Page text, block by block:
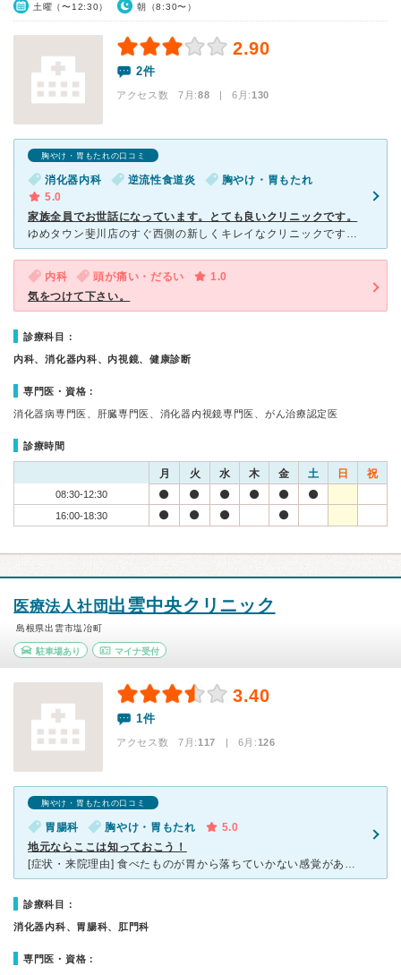
土曜（〜12:30） 朝（8:30〜）
2.90
2件
アクセス数 7月:88 | 6月:130
胸やけ・胃もたれの口コミ
消化器内科 逆流性食道炎
胸やけ・胃もたれ
5.0
家族全員でお世話になっています。とても良いクリニックです。
ゆめタウン斐川店のすぐ西側の新しくキレイなクリニックです。 開院して4年くらいになります。私は院長先生が開院される前の大学病院消化器内科の時からずっと診てもらっています。よく話を聴いてくれ、分かりや
内科 頭が痛い・だるい
1.0
気をつけて下さい。
診療科目：
内科、消化器内科、内視鏡、健康診断
専門医・資格：
消化器病専門医、肝臓専門医、消化器内視鏡専門医、がん治療認定医
診療時間
月 火 水 木 金 土 日 祝
08:30-12:30
16:00-18:30
医療法人社団 出雲中央クリニック
島根県出雲市塩冶町
駐車場あり マイナ受付
3.40
1件
アクセス数 7月:117 | 6月:126
胸やけ・胃もたれの口コミ
胃腸科 胸やけ・胃もたれ
5.0
地元ならここは知っておこう！
[症状・来院理由] 食べたものが胃から落ちていかない感覚があり、空腹なのに常に膨満感を伴い、胃液が逆流してくる症状がみられた為、精密検査をしていただくため中央クリニックを訪れました。 [医師の診断
診療科目：
消化器内科、胃腸科、肛門科
専門医・資格：